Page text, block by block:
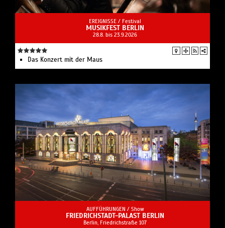
EREIGNISSE / Festival
MUSIKFEST BERLIN
28.8. bis 23.9.2026
Das Konzert mit der Maus
AUFFÜHRUNGEN / Show
FRIEDRICHSTADT-PALAST BERLIN
Berlin, Friedrichstraße 107